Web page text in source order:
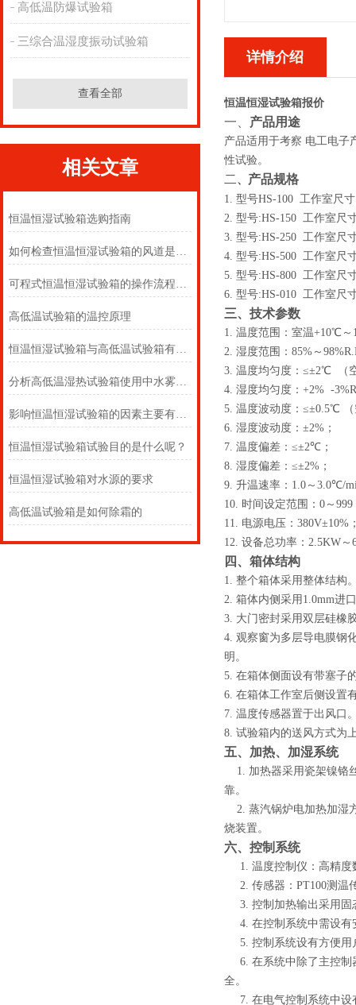
高低温防爆试验箱
三综合温湿度振动试验箱
查看全部
相关文章
恒温恒湿试验箱选购指南
如何检查恒温恒湿试验箱的风道是否堵塞？
可程式恒温恒湿试验箱的操作流程和使用规范
高低温试验箱的温控原理
恒温恒湿试验箱与高低温试验箱有什么区别？
分析高低温湿热试验箱使用中水雾产生原因奥科
影响恒温恒湿试验箱的因素主要有哪些
恒温恒湿试验箱试验目的是什么呢？
恒温恒湿试验箱对水源的要求
高低温试验箱是如何除霜的
详情介绍
恒温恒湿试验箱报价
一、 产品用途
产品适用于考察 电工电子
性试验。
二 、 产品规格
1. 型号HS-100 工作室尺寸
2. 型号:HS-150 工作室尺
3. 型号:HS-250 工作室尺
4. 型号:HS-500 工作室尺
5. 型号:HS-800 工作室尺
6. 型号:HS-010 工作室尺
三、技术参数
1. 温度范围：室温+10℃～
2. 湿度范围：85%～
3. 温度均匀度：≤±2℃ （
4. 湿度均匀度：+2% -
5. 温度波动度：≤±0.5℃ （
6. 湿度波动度：±2% ；
7. 温度偏差：≤±2℃；
8. 湿度偏差：≤±2% ；
9. 升温速率：1.0～ 3.0℃/
10. 时间设定范围：0～ 999
11. 电源电压：380V±10%
12. 设备总功率：2.5KW ～
四、箱体结构
1. 整个箱体采用整体结构
2. 箱体内侧采用1.0mm进口
3. 大门密封采用双层硅橡
4. 观察窗为多层导电膜钢
明。
5. 在箱体侧面设有带塞子
6. 在箱体工作室后侧设置
7. 温度传感器置于出风口
8. 试验箱内的送风方式为
五、加热、加湿系统
1. 加热器采用瓷架镍铬
靠。
2. 蒸汽锅炉电加热加湿
烧装置。
六、控制系统
1. 温度控制仪：高精度
2. 传感器：PT100测温
3. 控制加热输出采用
4. 在控制系统中需设
5. 控制系统设有方便
6. 在系统中除了主控
全。
7. 在电气控制系统中